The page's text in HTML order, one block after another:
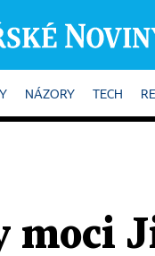
NÁZORY TECH
moci